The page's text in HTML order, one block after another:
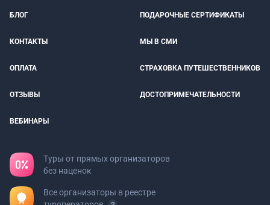
БЛОГ ПОДАРОЧНЫЕ СЕРТИФИКАТЫ
КОНТАКТЫ МЫ В СМИ
ОПЛАТА СТРАХОВКА ПУТЕШЕСТВЕННИКОВ
ОТЗЫВЫ ДОСТОПРИМЕЧАТЕЛЬНОСТИ
ВЕБИНАРЫ
Туры от прямых организаторов
без наценок
Все организаторы в реестре